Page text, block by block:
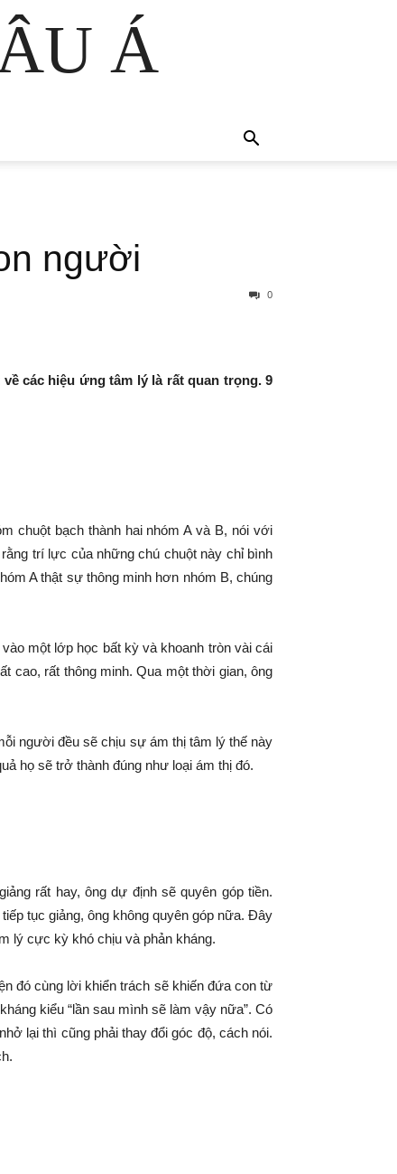
Á
người
0
các hiệu ứng tâm lý là rất quan trọng. 9
chuột bạch thành hai nhóm A và B, nói với
trí lực của những chú chuột này chỉ bình
A thật sự thông minh hơn nhóm B, chúng
một lớp học bất kỳ và khoanh tròn vài cái
cao, rất thông minh. Qua một thời gian, ông
người đều sẽ chịu sự ám thị tâm lý thế này
họ sẽ trở thành đúng như loại ám thị đó.
rất hay, ông dự định sẽ quyên góp tiền.
tục giảng, ông không quyên góp nữa. Đây
lý cực kỳ khó chịu và phản kháng.
đó cùng lời khiển trách sẽ khiến đứa con từ
kiểu “lần sau mình sẽ làm vậy nữa”. Có
lại thì cũng phải thay đổi góc độ, cách nói.